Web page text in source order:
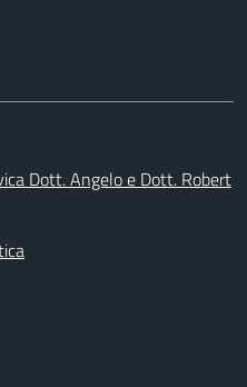
Dott. Angelo e Dott. Robert